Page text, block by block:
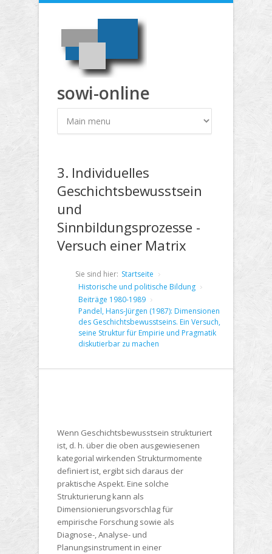
Direkt zum Inhalt
sowi-online
3. Individuelles
Geschichtsbewusstsein
und
Sinnbildungsprozesse -
Versuch einer Matrix
Sie sind hier: Startseite
Historische und politische Bildung
Beiträge 1980-1989
Pandel, Hans-Jürgen (1987): Dimensionen
des Geschichtsbewusstseins. Ein Versuch,
seine Struktur für Empirie und Pragmatik
diskutierbar zu machen
Wenn Geschichtsbewusstsein strukturiert
ist, d. h. über die oben ausgewiesenen
kategorial wirkenden Strukturmomente
definiert ist, ergibt sich daraus der
praktische Aspekt. Eine solche
Strukturierung kann als
Dimensionierungsvorschlag für
empirische Forschung sowie als
Diagnose-, Analyse- und
Planungsinstrument in einer